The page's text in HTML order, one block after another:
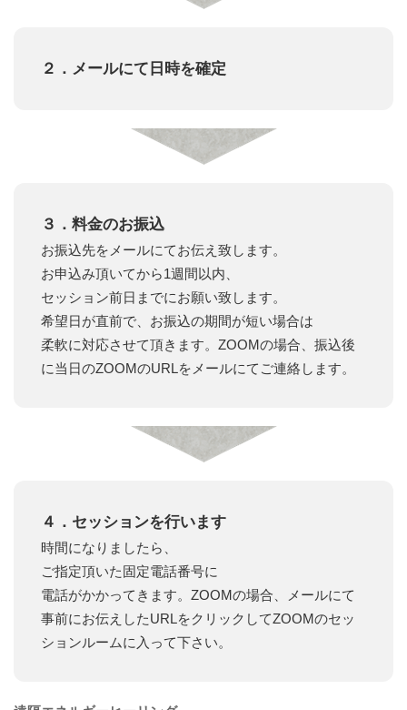
２．メールにて日時を確定
３．料金のお振込
お振込先をメールにてお伝え致します。
お申込み頂いてから1週間以内、
セッション前日までにお願い致します。
希望日が直前で、お振込の期間が短い場合は
柔軟に対応させて頂きます。ZOOMの場合、振込後
に当日のZOOMのURLをメールにてご連絡します。
４．セッションを行います
時間になりましたら、
ご指定頂いた固定電話番号に
電話がかかってきます。ZOOMの場合、メールにて
事前にお伝えしたURLをクリックしてZOOMのセッ
ションルームに入って下さい。